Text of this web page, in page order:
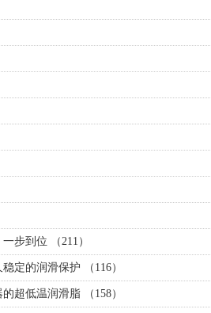
步到位 （211）
定的润滑保护 （116）
超低温润滑脂 （158）